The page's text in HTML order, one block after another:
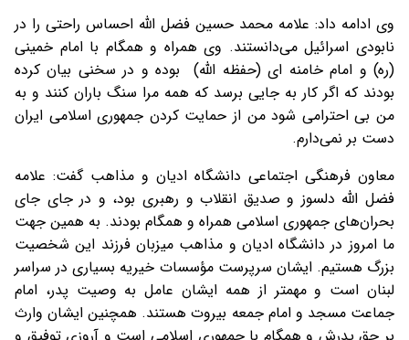
وی ادامه داد: علامه محمد حسین فضل الله احساس راحتی را در
نابودی اسرائیل می‌دانستند. وی همراه و همگام با امام خمینی
(ره) و امام خامنه ای (حفظه الله) بوده و در سخنی بیان کرده
بودند که اگر کار به جایی برسد که همه مرا سنگ باران کنند و به
من بی احترامی شود من از حمایت کردن جمهوری اسلامی ایران
دست بر نمی‌دارم.
معاون فرهنگی اجتماعی دانشگاه ادیان و مذاهب گفت: علامه
فضل الله دلسوز و صدیق انقلاب و رهبری بود، و در جای جای
بحران‌های جمهوری اسلامی همراه و همگام بودند. به همین جهت
ما امروز در دانشگاه ادیان و مذاهب میزبان فرزند این شخصیت
بزرگ هستیم. ایشان سرپرست مؤسسات خیریه بسیاری در سراسر
لبنان است و مهمتر از همه ایشان عامل به وصیت پدر، امام
جماعت مسجد و امام جمعه بیروت هستند. همچنین ایشان وارث